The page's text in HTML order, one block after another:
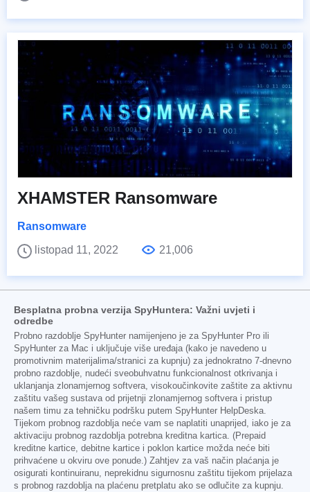
XHAMSTER Ransomware
Ransomware
listopad 11, 2022
21,006
Besplatna probna verzija SpyHuntera: Važni uvjeti i
odredbe
Probno razdoblje SpyHunter namijenjeno je za SpyHunter Pro ili
SpyHunter za Mac i uključuje više uređaja (kako je navedeno u
promotivnim materijalima/stranici za kupnju) za jednokratno 7-dnevno
probno razdoblje, nudeći sveobuhvatnu funkcionalnost otkrivanja i
uklanjanja zlonamjernog softvera, visokoučinkovite zaštite za aktivnu
zaštitu vašeg sustava od prijetnji zlonamjernog softvera i pristup
našem timu za tehničku podršku putem SpyHunter HelpDeska.
Tijekom probnog razdoblja neće vam se naplatiti unaprijed, iako je za
aktivaciju probnog razdoblja potrebna kreditna kartica. (Prepaid
kreditne kartice, debitne kartice i poklon kartice možda neće biti
prihvaćene u okviru ove ponude.) Zahtjev za vaš način plaćanja je
osigurati kontinuiranu, neprekidnu sigurnosnu zaštitu tijekom prijelaza
s probnog razdoblja na plaćenu pretplatu ako se odlučite za kupnju.